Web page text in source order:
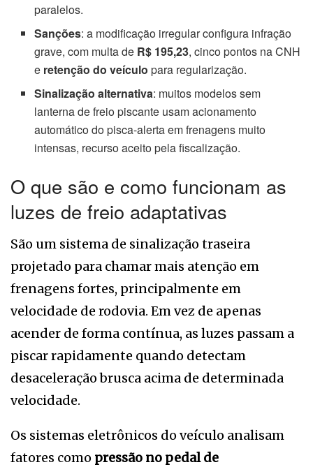
paralelos.
Sanções: a modificação irregular configura infração
grave, com multa de R$ 195,23, cinco pontos na CNH
e retenção do veículo para regularização.
Sinalização alternativa: muitos modelos sem
lanterna de freio piscante usam acionamento
automático do pisca-alerta em frenagens muito
intensas, recurso aceito pela fiscalização.
O que são e como funcionam as
luzes de freio adaptativas
São um sistema de sinalização traseira
projetado para chamar mais atenção em
frenagens fortes, principalmente em
velocidade de rodovia. Em vez de apenas
acender de forma contínua, as luzes passam a
piscar rapidamente quando detectam
desaceleração brusca acima de determinada
velocidade.
Os sistemas eletrônicos do veículo analisam
fatores como pressão no pedal de